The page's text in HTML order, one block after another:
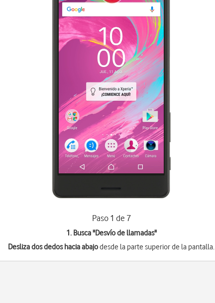
Paso 1 de 7
1. Busca "Desvío de llamadas"
Desliza dos dedos hacia abajodesde la parte superior de la pantalla.